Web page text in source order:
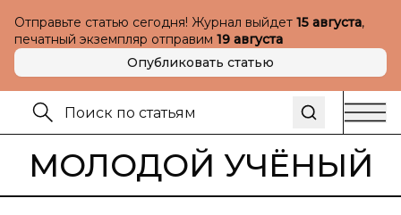
Отправьте статью сегодня! Журнал выйдет 15 августа,
печатный экземпляр отправим 19 августа
Опубликовать статью
МОЛОДОЙ УЧЁНЫЙ